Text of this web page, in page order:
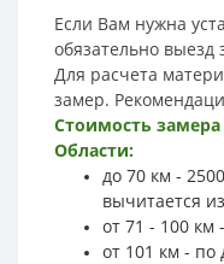
Если Вам нужна
обязательно
Для расчета
замер.
Стоимость
Области:
до 70 км -
вычитается
от 71 - 100 км
от 101 км - по